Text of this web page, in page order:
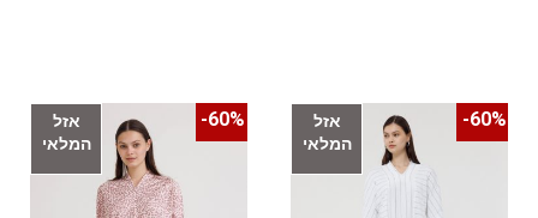
אזל
המלאי
60%-
אזל
המלאי
60%-